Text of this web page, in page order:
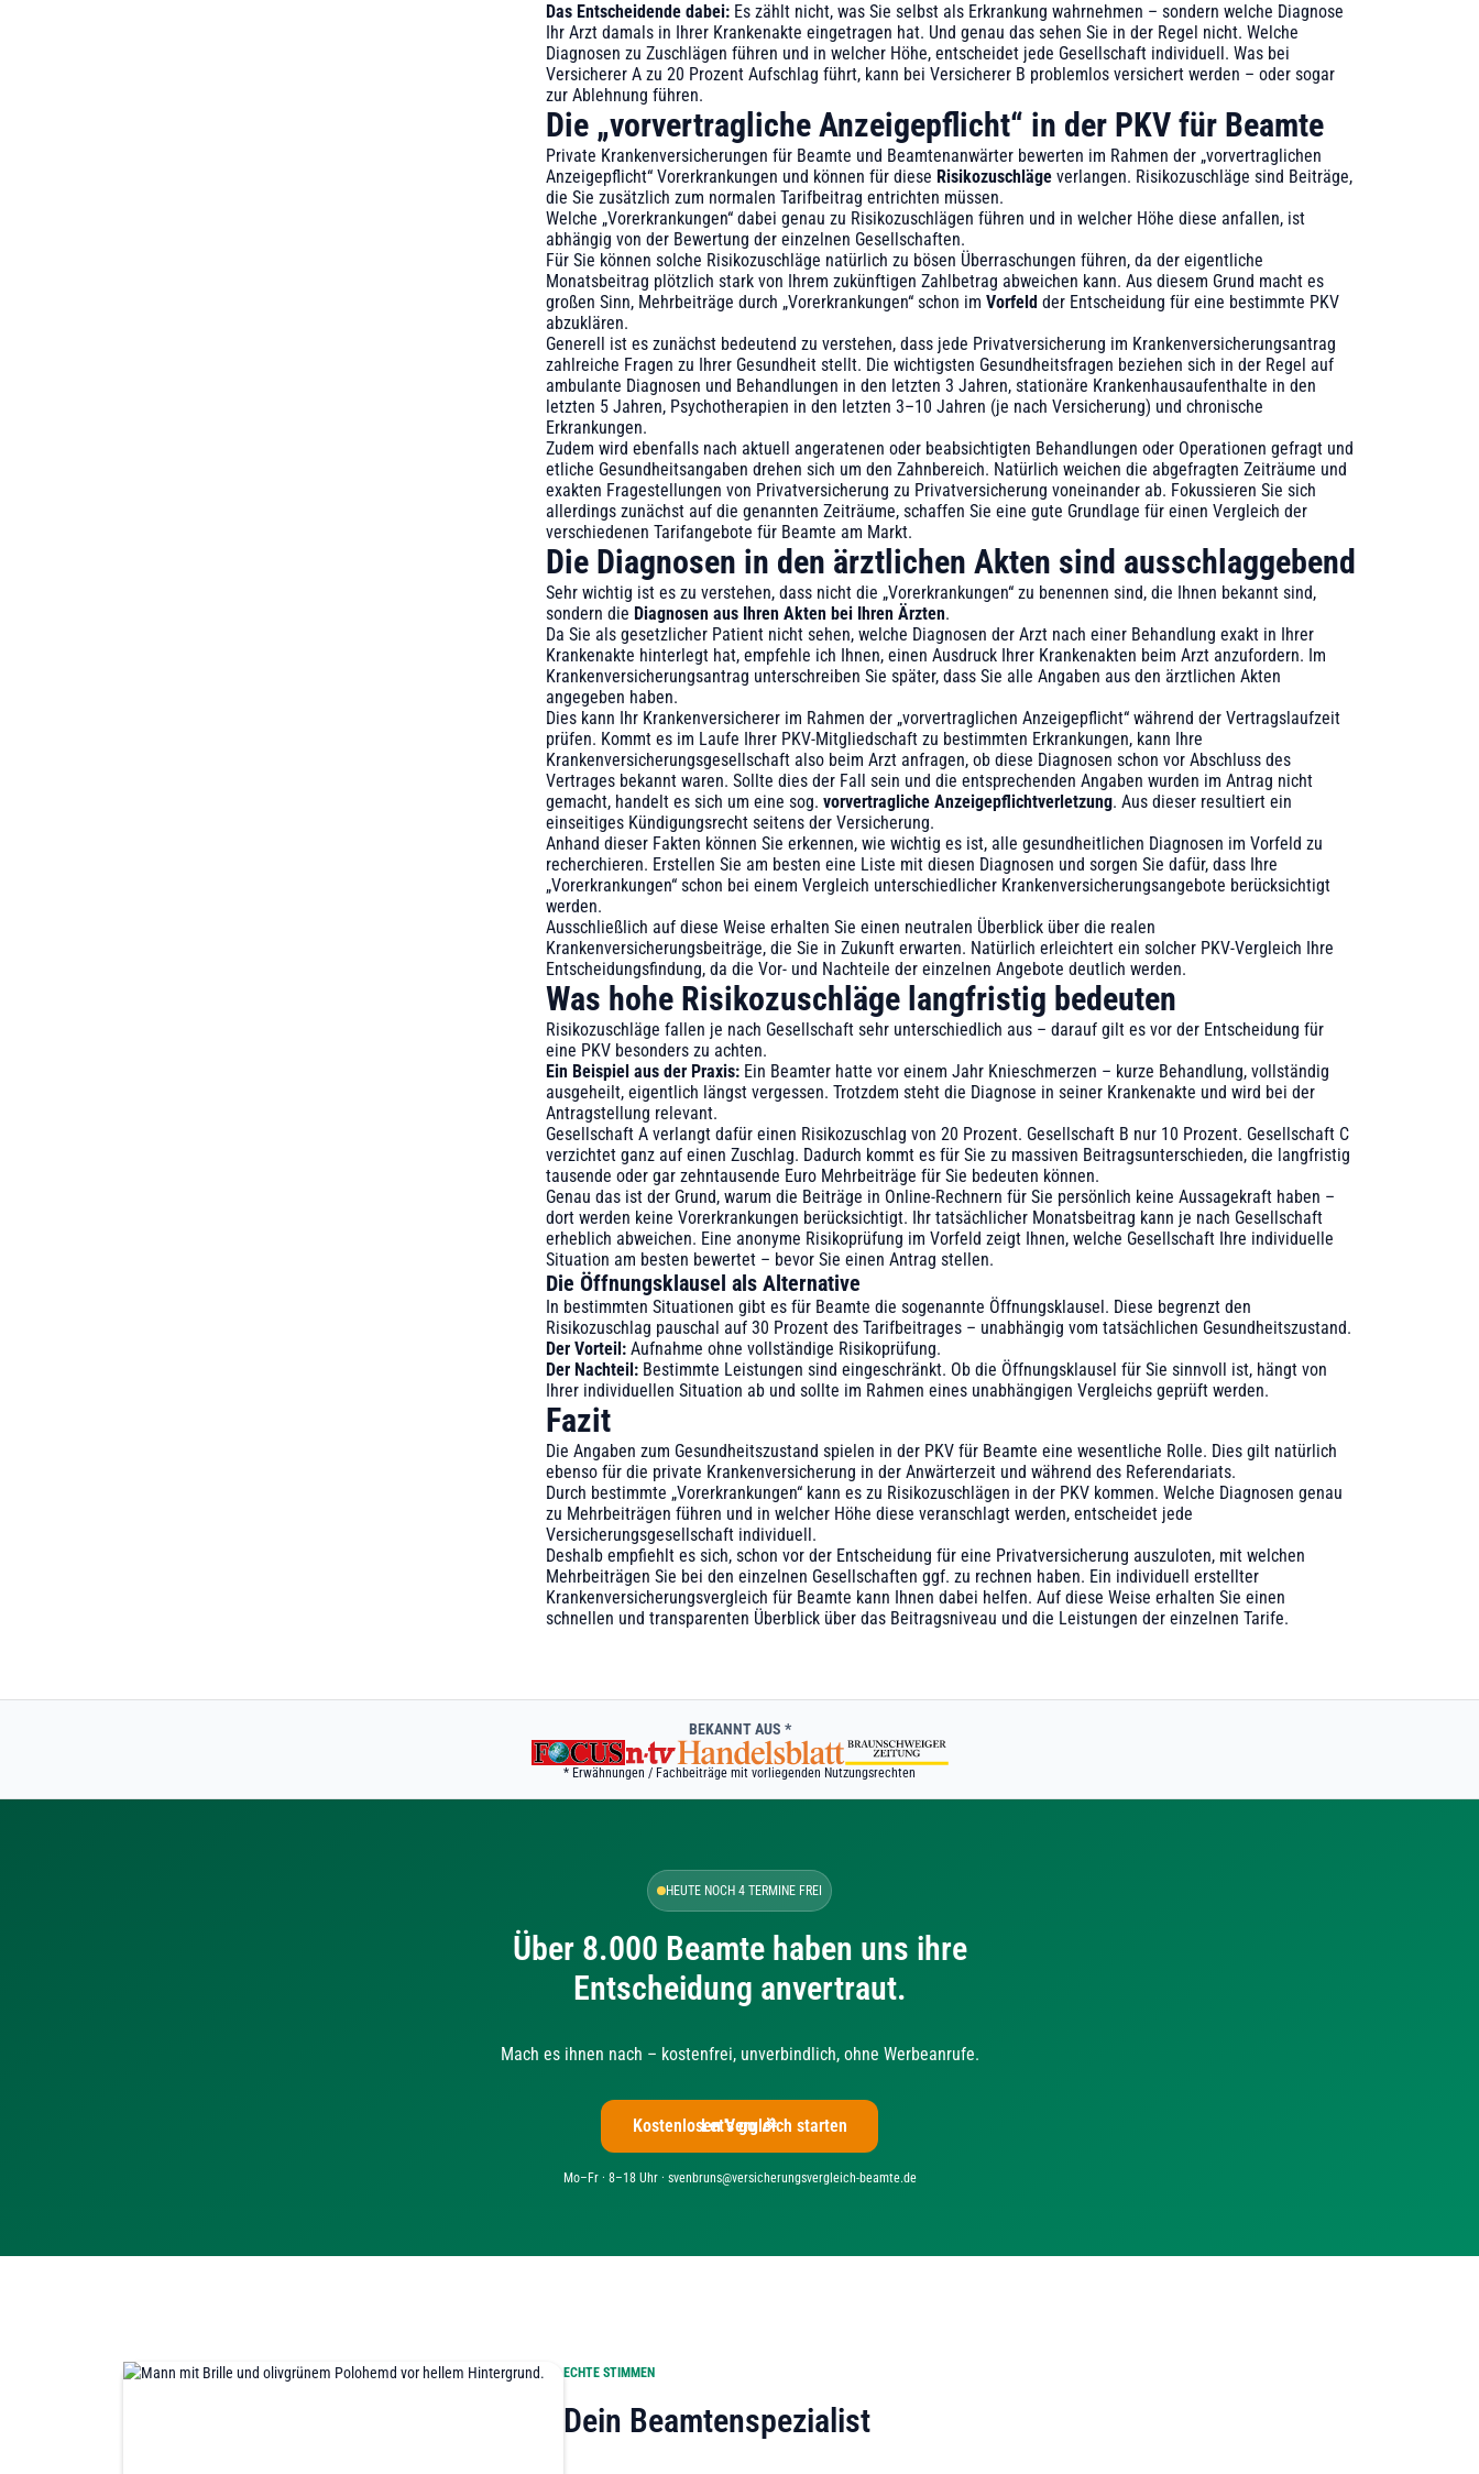
Das Entscheidende dabei: Es zählt nicht, was Sie selbst als Erkrankung wahrnehmen – sondern welche Diagnose
Ihr Arzt damals in Ihrer Krankenakte eingetragen hat. Und genau das sehen Sie in der Regel nicht. Welche
Diagnosen zu Zuschlägen führen und in welcher Höhe, entscheidet jede Gesellschaft individuell. Was bei
Versicherer A zu 20 Prozent Aufschlag führt, kann bei Versicherer B problemlos versichert werden – oder sogar
zur Ablehnung führen.
Die „vorvertragliche Anzeigepflicht“ in der PKV für Beamte
Private Krankenversicherungen für Beamte und Beamtenanwärter bewerten im Rahmen der „vorvertraglichen
Anzeigepflicht“ Vorerkrankungen und können für diese Risikozuschläge verlangen. Risikozuschläge sind Beiträge,
die Sie zusätzlich zum normalen Tarifbeitrag entrichten müssen.
Welche „Vorerkrankungen“ dabei genau zu Risikozuschlägen führen und in welcher Höhe diese anfallen, ist
abhängig von der Bewertung der einzelnen Gesellschaften.
Für Sie können solche Risikozuschläge natürlich zu bösen Überraschungen führen, da der eigentliche
Monatsbeitrag plötzlich stark von Ihrem zukünftigen Zahlbetrag abweichen kann. Aus diesem Grund macht es
großen Sinn, Mehrbeiträge durch „Vorerkrankungen“ schon im Vorfeld der Entscheidung für eine bestimmte PKV
abzuklären.
Generell ist es zunächst bedeutend zu verstehen, dass jede Privatversicherung im Krankenversicherungsantrag
zahlreiche Fragen zu Ihrer Gesundheit stellt. Die wichtigsten Gesundheitsfragen beziehen sich in der Regel auf
ambulante Diagnosen und Behandlungen in den letzten 3 Jahren, stationäre Krankenhausaufenthalte in den
letzten 5 Jahren, Psychotherapien in den letzten 3–10 Jahren (je nach Versicherung) und chronische
Erkrankungen.
Zudem wird ebenfalls nach aktuell angeratenen oder beabsichtigten Behandlungen oder Operationen gefragt und
etliche Gesundheitsangaben drehen sich um den Zahnbereich. Natürlich weichen die abgefragten Zeiträume und
exakten Fragestellungen von Privatversicherung zu Privatversicherung voneinander ab. Fokussieren Sie sich
allerdings zunächst auf die genannten Zeiträume, schaffen Sie eine gute Grundlage für einen Vergleich der
verschiedenen Tarifangebote für Beamte am Markt.
Die Diagnosen in den ärztlichen Akten sind ausschlaggebend
Sehr wichtig ist es zu verstehen, dass nicht die „Vorerkrankungen“ zu benennen sind, die Ihnen bekannt sind,
sondern die Diagnosen aus Ihren Akten bei Ihren Ärzten.
Da Sie als gesetzlicher Patient nicht sehen, welche Diagnosen der Arzt nach einer Behandlung exakt in Ihrer
Krankenakte hinterlegt hat, empfehle ich Ihnen, einen Ausdruck Ihrer Krankenakten beim Arzt anzufordern. Im
Krankenversicherungsantrag unterschreiben Sie später, dass Sie alle Angaben aus den ärztlichen Akten
angegeben haben.
Dies kann Ihr Krankenversicherer im Rahmen der „vorvertraglichen Anzeigepflicht“ während der Vertragslaufzeit
prüfen. Kommt es im Laufe Ihrer PKV-Mitgliedschaft zu bestimmten Erkrankungen, kann Ihre
Krankenversicherungsgesellschaft also beim Arzt anfragen, ob diese Diagnosen schon vor Abschluss des
Vertrages bekannt waren. Sollte dies der Fall sein und die entsprechenden Angaben wurden im Antrag nicht
gemacht, handelt es sich um eine sog. vorvertragliche Anzeigepflichtverletzung. Aus dieser resultiert ein
einseitiges Kündigungsrecht seitens der Versicherung.
Anhand dieser Fakten können Sie erkennen, wie wichtig es ist, alle gesundheitlichen Diagnosen im Vorfeld zu
recherchieren. Erstellen Sie am besten eine Liste mit diesen Diagnosen und sorgen Sie dafür, dass Ihre
„Vorerkrankungen“ schon bei einem Vergleich unterschiedlicher Krankenversicherungsangebote berücksichtigt
werden.
Ausschließlich auf diese Weise erhalten Sie einen neutralen Überblick über die realen
Krankenversicherungsbeiträge, die Sie in Zukunft erwarten. Natürlich erleichtert ein solcher PKV-Vergleich Ihre
Entscheidungsfindung, da die Vor- und Nachteile der einzelnen Angebote deutlich werden.
Was hohe Risikozuschläge langfristig bedeuten
Risikozuschläge fallen je nach Gesellschaft sehr unterschiedlich aus – darauf gilt es vor der Entscheidung für
eine PKV besonders zu achten.
Ein Beispiel aus der Praxis: Ein Beamter hatte vor einem Jahr Knieschmerzen – kurze Behandlung, vollständig
ausgeheilt, eigentlich längst vergessen. Trotzdem steht die Diagnose in seiner Krankenakte und wird bei der
Antragstellung relevant.
Gesellschaft A verlangt dafür einen Risikozuschlag von 20 Prozent. Gesellschaft B nur 10 Prozent. Gesellschaft C
verzichtet ganz auf einen Zuschlag. Dadurch kommt es für Sie zu massiven Beitragsunterschieden, die langfristig
tausende oder gar zehntausende Euro Mehrbeiträge für Sie bedeuten können.
Genau das ist der Grund, warum die Beiträge in Online-Rechnern für Sie persönlich keine Aussagekraft haben –
dort werden keine Vorerkrankungen berücksichtigt. Ihr tatsächlicher Monatsbeitrag kann je nach Gesellschaft
erheblich abweichen. Eine anonyme Risikoprüfung im Vorfeld zeigt Ihnen, welche Gesellschaft Ihre individuelle
Situation am besten bewertet – bevor Sie einen Antrag stellen.
Die Öffnungsklausel als Alternative
In bestimmten Situationen gibt es für Beamte die sogenannte Öffnungsklausel. Diese begrenzt den
Risikozuschlag pauschal auf 30 Prozent des Tarifbeitrages – unabhängig vom tatsächlichen Gesundheitszustand.
Der Vorteil: Aufnahme ohne vollständige Risikoprüfung.
Der Nachteil: Bestimmte Leistungen sind eingeschränkt. Ob die Öffnungsklausel für Sie sinnvoll ist, hängt von
Ihrer individuellen Situation ab und sollte im Rahmen eines unabhängigen Vergleichs geprüft werden.
Fazit
Die Angaben zum Gesundheitszustand spielen in der PKV für Beamte eine wesentliche Rolle. Dies gilt natürlich
ebenso für die private Krankenversicherung in der Anwärterzeit und während des Referendariats.
Durch bestimmte „Vorerkrankungen“ kann es zu Risikozuschlägen in der PKV kommen. Welche Diagnosen genau
zu Mehrbeiträgen führen und in welcher Höhe diese veranschlagt werden, entscheidet jede
Versicherungsgesellschaft individuell.
Deshalb empfiehlt es sich, schon vor der Entscheidung für eine Privatversicherung auszuloten, mit welchen
Mehrbeiträgen Sie bei den einzelnen Gesellschaften ggf. zu rechnen haben. Ein individuell erstellter
Krankenversicherungsvergleich für Beamte kann Ihnen dabei helfen. Auf diese Weise erhalten Sie einen
schnellen und transparenten Überblick über das Beitragsniveau und die Leistungen der einzelnen Tarife.
BEKANNT AUS *
* Erwähnungen / Fachbeiträge mit vorliegenden Nutzungsrechten
HEUTE NOCH 4 TERMINE FREI
Über 8.000 Beamte haben uns ihre
Entscheidung anvertraut.
Mach es ihnen nach – kostenfrei, unverbindlich, ohne Werbeanrufe.
Let's go 🎉
Kostenlosen Vergleich starten
Mo–Fr · 8–18 Uhr · svenbruns@versicherungsvergleich-beamte.de
ECHTE STIMMEN
Dein Beamtenspezialist